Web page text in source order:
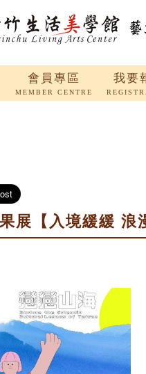
會員專區
MEMBER CENTRE
我要
展【入境緩緩 浪